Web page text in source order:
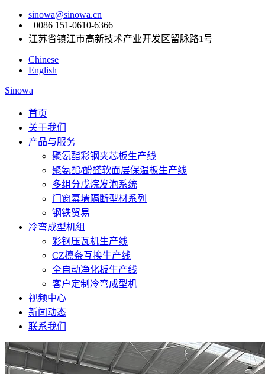
sinowa@sinowa.cn
+0086 151-0610-6366
江苏省镇江市高新技术产业开发区留脉路1号
Chinese
English
Sinowa
首页
关于我们
产品与服务
聚氨酯彩钢夹芯板生产线
聚氨酯/酚醛软面层保温板生产线
多组分戊烷发泡系统
门窗幕墙隔断型材系列
钢铁贸易
冷弯成型机组
彩钢压瓦机生产线
CZ檩条互换生产线
全自动净化板生产线
客户定制冷弯成型机
视频中心
新闻动态
联系我们